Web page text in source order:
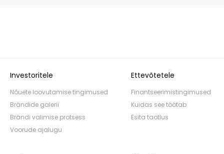
Investoritele
Nõuete loovutamise tingimused
Brändide galerii
Brändi valimise protsess
Voorude ajalugu
Ettevõtetele
Finantseerimistingimused
Kuidas see töötab
Esita taotlus